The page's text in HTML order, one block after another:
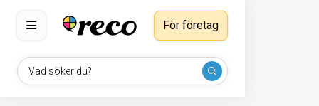
Vad söker du?
För företag